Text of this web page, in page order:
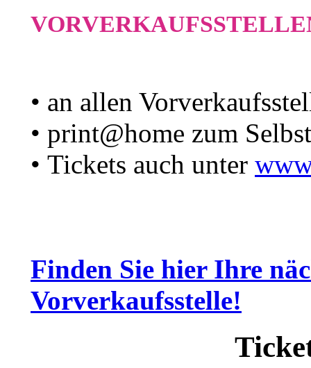
• an allen
• print@home zum
• Tickets auch unter
Finden Sie hier Ihre
Vorverkaufsstelle!